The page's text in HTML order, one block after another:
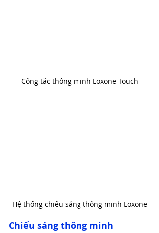
Công tắc thông minh Loxone Touch
Hệ thống chiếu sáng thông minh Loxone
Chiếu sáng thông minh